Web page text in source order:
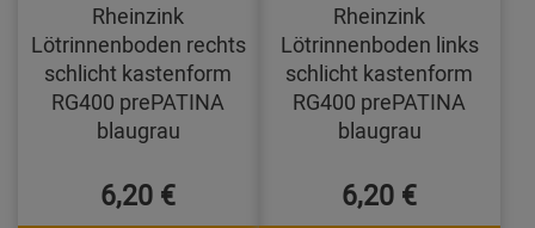
Rheinzink
Lötrinnenboden rechts
schlicht kastenform
RG400 prePATINA
blaugrau
6,20 €
Rheinzink
Lötrinnenboden links
schlicht kastenform
RG400 prePATINA
blaugrau
6,20 €